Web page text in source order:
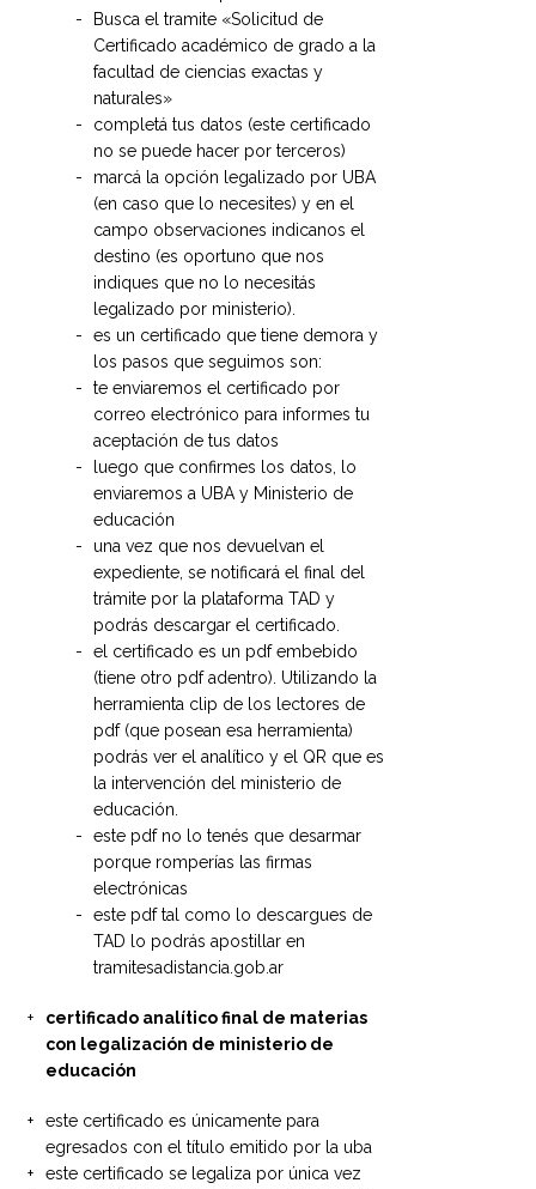
Busca el tramite «Solicitud de
Certificado académico de grado a la
facultad de ciencias exactas y
naturales»
completá tus datos (este certificado
no se puede hacer por terceros)
marcá la opción legalizado por UBA
(en caso que lo necesites) y en el
campo observaciones indicanos el
destino (es oportuno que nos
indiques que no lo necesitás
legalizado por ministerio).
es un certificado que tiene demora y
los pasos que seguimos son:
te enviaremos el certificado por
correo electrónico para informes tu
aceptación de tus datos
luego que confirmes los datos, lo
enviaremos a UBA y Ministerio de
educación
una vez que nos devuelvan el
expediente, se notificará el final del
trámite por la plataforma TAD y
podrás descargar el certificado.
el certificado es un pdf embebido
(tiene otro pdf adentro). Utilizando la
herramienta clip de los lectores de
pdf (que posean esa herramienta)
podrás ver el analítico y el QR que es
la intervención del ministerio de
educación.
este pdf no lo tenés que desarmar
porque romperías las firmas
electrónicas
este pdf tal como lo descargues de
TAD lo podrás apostillar en
tramitesadistancia.gob.ar
certificado analítico final de materias
con legalización de ministerio de
educación
este certificado es únicamente para
egresados con el título emitido por la uba
este certificado se legaliza por única vez